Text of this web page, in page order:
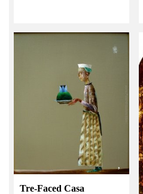
Tre-Faced Casa